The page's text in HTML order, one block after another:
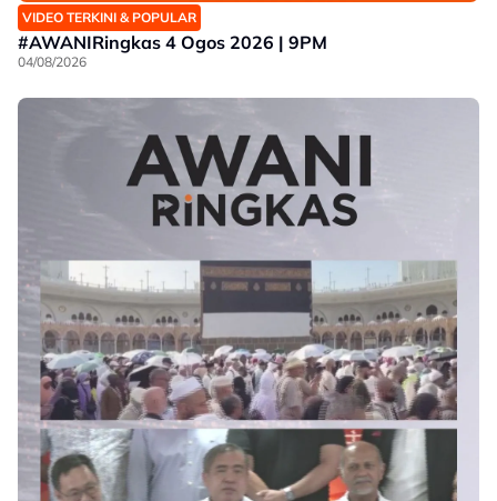
VIDEO TERKINI & POPULAR
#AWANIRingkas 4 Ogos 2026 | 9PM
04/08/2026